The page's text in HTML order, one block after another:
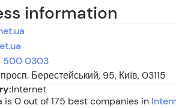
information
500 0303
Берестейський, 95, Київ, 03115
Internet
is 0 out of 175 best companies in